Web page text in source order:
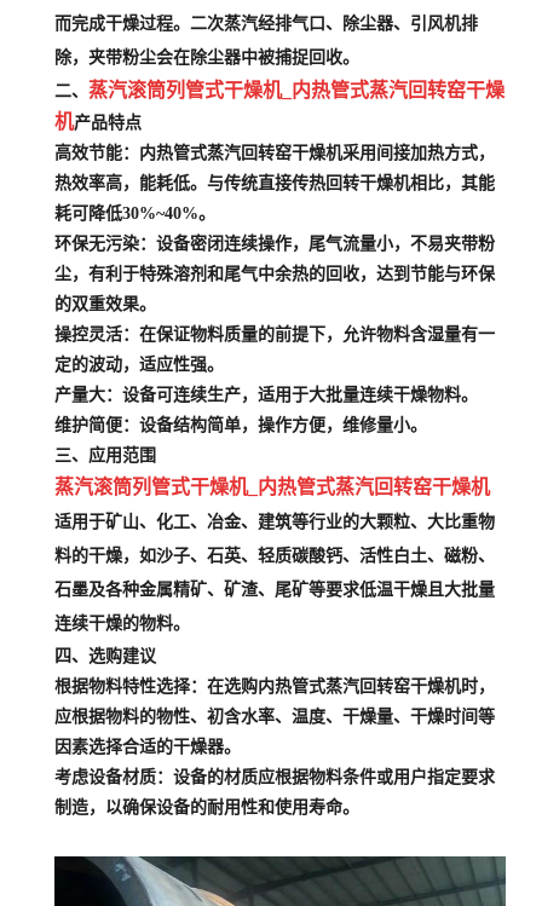
而完成干燥过程。二次蒸汽经排气口、除尘器、引风机排
除，夹带粉尘会在除尘器中被捕捉回收。
二、 蒸汽滚筒列管式干燥机_内热管式蒸汽回转窑干燥
机产品特点
高效节能：内热管式蒸汽回转窑干燥机采用间接加热方式，
热效率高，能耗低。与传统直接传热回转干燥机相比，其能
耗可降低30%~40%。
环保无污染：设备密闭连续操作，尾气流量小，不易夹带粉
尘，有利于特殊溶剂和尾气中余热的回收，达到节能与环保
的双重效果。
操控灵活：在保证物料质量的前提下，允许物料含湿量有一
定的波动，适应性强。
产量大：设备可连续生产，适用于大批量连续干燥物料。
维护简便：设备结构简单，操作方便，维修量小。
三、应用范围
蒸汽滚筒列管式干燥机_内热管式蒸汽回转窑干燥机
适用于矿山、化工、冶金、建筑等行业的大颗粒、大比重物
料的干燥，如沙子、石英、轻质碳酸钙、活性白土、磁粉、
石墨及各种金属精矿、矿渣、尾矿等要求低温干燥且大批量
连续干燥的物料。
四、选购建议
根据物料特性选择：在选购内热管式蒸汽回转窑干燥机时，
应根据物料的物性、初含水率、温度、干燥量、干燥时间等
因素选择合适的干燥器。
考虑设备材质：设备的材质应根据物料条件或用户指定要求
制造，以确保设备的耐用性和使用寿命。